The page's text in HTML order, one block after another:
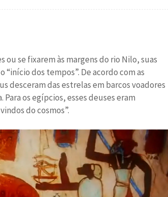
se fixarem às margens do rio Nilo, suas
dos tempos”. De acordo com as
desceram das estrelas em barcos voadores
os egípcios, esses deuses eram
do cosmos”.